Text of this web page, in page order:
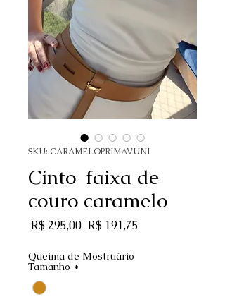
SKU: CARAMELOPRIMAVUNI
Cinto-faixa de
couro caramelo
R$ 295,00 Preço normal
R$ 191,75
Queima de Mostruário
Tamanho *